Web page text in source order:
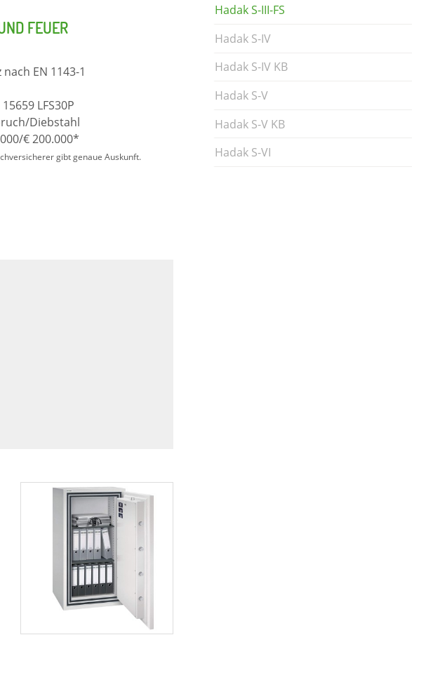
FEUER
EN 1143-1
LFS30P
Diebstahl
€ 200.000*
gibt genaue Auskunft.
Hadak S-III-FS
Hadak S-IV
Hadak S-IV KB
Hadak S-V
Hadak S-V KB
Hadak S-VI